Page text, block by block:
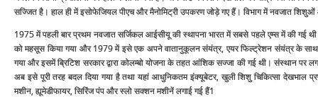
सज्जित है। हाल ही में इसोफेजियल पीएच और मैनोमिट्री उपकरण जोड़े गए हैं। विभाग में नवजात
1975 में पहली बार प्रथम नवजात सर्जिकल आईसीयू की स्‍थापना भारत में सबसे पहले एम्‍स में की
को महसूस किया गया और 1979 में इसे एक अपने वातानुकूलन संयंत्र, एयर फिल्‍ट्रेशन संयंत्र के साथ
गया और इसमें ब्रिटिश सरकार द्वारा कोलम्‍बो योजना के तहत आंशिक सज्‍जा की गई थी। संस्‍थान पर
अब इसे पूरी तरह बदल दिया गया है तथा यहां आधुनिकतम इंक्‍यूबेटर, खुली शिशु चिकित्‍सा देखभाल
मशीन, ह्यूमेडीफायर, सिरिंज पंप और स्‍लो सक्‍शन मशीनें लगाई गई हैं1